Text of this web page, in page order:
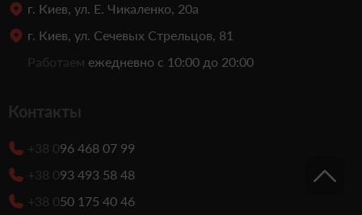
г. Киев, ул. Е. Чикаленко, 20а
г. Киев, ул. Сечевых Стрельцов, 81
Работаем ежедневно с 10:00 до 20:00
Контакты
+38 096 468 07 99
+38 093 493 58 48
+38 050 175 40 46